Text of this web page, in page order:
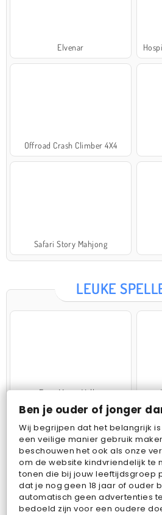
Ben je ouder of jonger
Wij begrijpen dat het belangrijk
een veilige manier gebruik
beschouwen het ook als onze
om de website kindvriendelijk te
tonen die bij jouw leeftijdsgroep
dat je nog geen 18 jaar of ouder
automatisch geen advertenties
bedoeld zijn voor een oudere
Elvenar
Offroad Crash Climber 4X4
Safari Story Mahjong
LEUKE
Farm Merge Valley
Pop Fruit